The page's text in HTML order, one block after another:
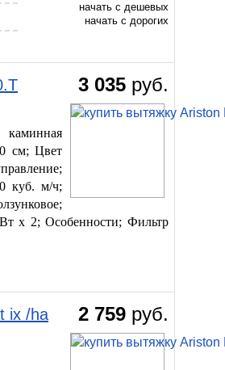
начать с дешевых
начать с дорогих
3 035 руб.
каминная
см; Цвет
куб. м/ч;
х 2; Особенности; Фильтр
2 759 руб.
ix /ha